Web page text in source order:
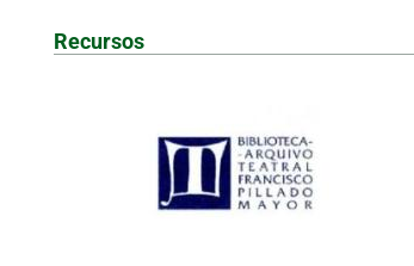
Recursos